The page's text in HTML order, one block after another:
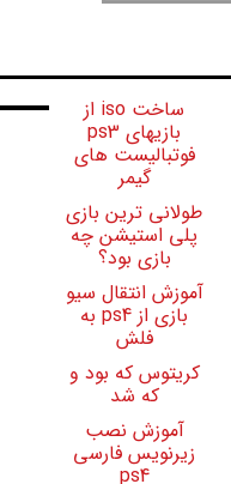
ساخت iso از
بازیهای ps3
فوتبالیست های
گیمر
طولانی ترین بازی
پلی استیشن چه
بازی بود؟
آموزش انتقال سیو
بازی از ps4 به
فلش
کریتوس که بود و
که شد
آموزش نصب
زیرنویس فارسی
ps4